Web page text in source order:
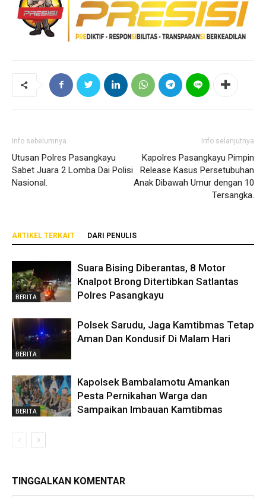
Info sebelumnya
Utusan Polres Pasangkayu
Sabet Juara 2 Lomba Dai Polisi
Nasional.
Info selanjutnya
Kapolres Pasangkayu Pimpin
Release Kasus Persetubuhan
Anak Dibawah Umur dengan 10
Tersangka.
ARTIKEL TERKAIT DARI PENULIS
BERITA
Suara Bising Diberantas, 8 Motor
Knalpot Brong Ditertibkan Satlantas
Polres Pasangkayu
BERITA
Polsek Sarudu, Jaga Kamtibmas Tetap
Aman Dan Kondusif Di Malam Hari
BERITA
Kapolsek Bambalamotu Amankan
Pesta Pernikahan Warga dan
Sampaikan Imbauan Kamtibmas
TINGGALKAN KOMENTAR